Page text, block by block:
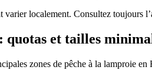
varier localement. Consultez toujours
et tailles
zones de pêche à la lamproie